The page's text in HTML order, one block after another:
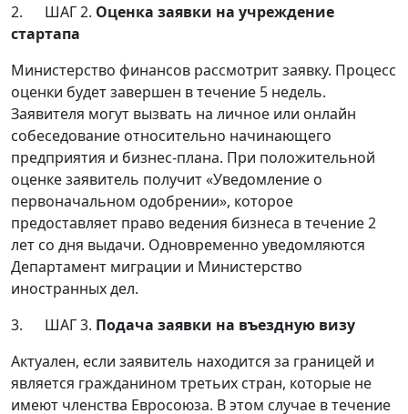
2. ШАГ 2. Оценка заявки на учреждение
стартапа
Министерство финансов рассмотрит заявку. Процесс
оценки будет завершен в течение 5 недель.
Заявителя могут вызвать на личное или онлайн
собеседование относительно начинающего
предприятия и бизнес-плана. При положительной
оценке заявитель получит «Уведомление о
первоначальном одобрении», которое
предоставляет право ведения бизнеса в течение 2
лет со дня выдачи. Одновременно уведомляются
Департамент миграции и Министерство
иностранных дел.
3. ШАГ 3. Подача заявки на въездную визу
Актуален, если заявитель находится за границей и
является гражданином третьих стран, которые не
имеют членства Евросоюза. В этом случае в течение